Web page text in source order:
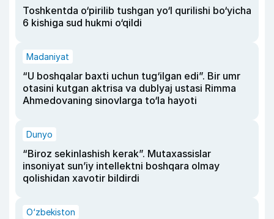
Toshkentda o‘pirilib tushgan yo‘l qurilishi bo‘yicha
6 kishiga sud hukmi o‘qildi
Madaniyat
“U boshqalar baxti uchun tug‘ilgan edi”. Bir umr
otasini kutgan aktrisa va dublyaj ustasi Rimma
Ahmedovaning sinovlarga to‘la hayoti
Dunyo
“Biroz sekinlashish kerak”. Mutaxassislar
insoniyat sun’iy intellektni boshqara olmay
qolishidan xavotir bildirdi
O‘zbekiston